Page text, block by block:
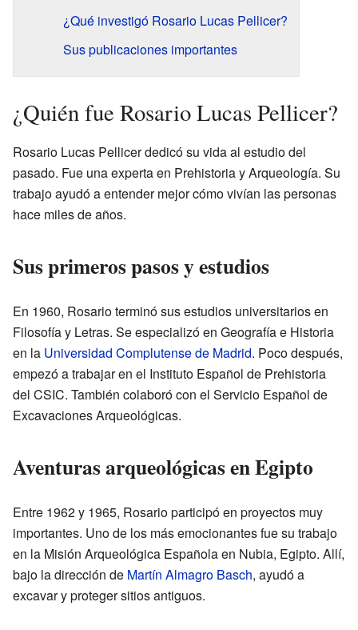
¿Qué investigó Rosario Lucas Pellicer?
Sus publicaciones importantes
¿Quién fue Rosario Lucas Pellicer?
Rosario Lucas Pellicer dedicó su vida al estudio del
pasado. Fue una experta en Prehistoria y Arqueología. Su
trabajo ayudó a entender mejor cómo vivían las personas
hace miles de años.
Sus primeros pasos y estudios
En 1960, Rosario terminó sus estudios universitarios en
Filosofía y Letras. Se especializó en Geografía e Historia
en la Universidad Complutense de Madrid. Poco después,
empezó a trabajar en el Instituto Español de Prehistoria
del CSIC. También colaboró con el Servicio Español de
Excavaciones Arqueológicas.
Aventuras arqueológicas en Egipto
Entre 1962 y 1965, Rosario participó en proyectos muy
importantes. Uno de los más emocionantes fue su trabajo
en la Misión Arqueológica Española en Nubia, Egipto. Allí,
bajo la dirección de Martín Almagro Basch, ayudó a
excavar y proteger sitios antiguos.